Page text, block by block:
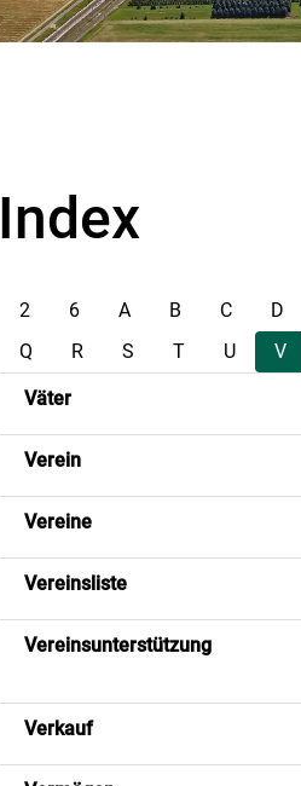
Index
2 6 A B C D
Q
R S T U V
Väter
Verein
Vereine
Vereinsliste
Vereinsunterstützung
Verkauf